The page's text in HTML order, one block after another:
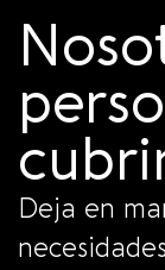
Deja en